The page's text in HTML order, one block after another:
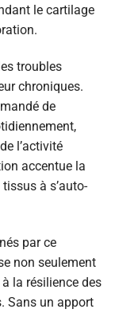
le cartilage
troubles
chroniques.
de
l’activité
accentue la
à s’auto-
par ce
non seulement
la résilience des
Sans un apport